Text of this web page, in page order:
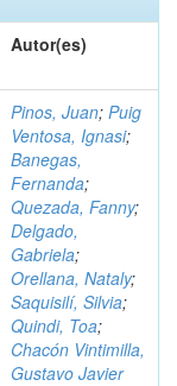
Autor(es)
Pinos, Juan; Puig
Ventosa, Ignasi;
Banegas,
Fernanda;
Quezada, Fanny;
Delgado,
Gabriela;
Orellana, Nataly;
Saquisilí, Silvia;
Quindi, Toa;
Chacón Vintimilla,
Gustavo Javier